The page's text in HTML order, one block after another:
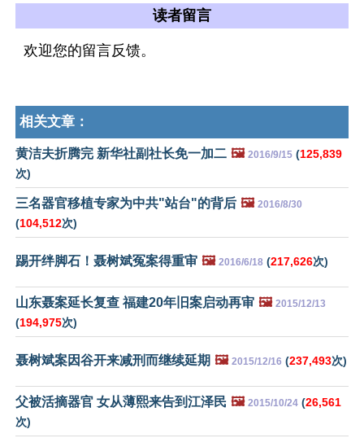
读者留言
欢迎您的留言反馈。
相关文章：
黄洁夫折腾完 新华社副社长免一加二 🖼️ 2016/9/15 (125,839
次)
三名器官移植专家为中共"站台"的背后 🖼️ 2016/8/30
(104,512次)
踢开绊脚石！聂树斌冤案得重审 🖼️ 2016/6/18 (217,626次)
山东聂案延长复查 福建20年旧案启动再审 🖼️ 2015/12/13
(194,975次)
聂树斌案因谷开来减刑而继续延期 🖼️ 2015/12/16 (237,493次)
父被活摘器官 女从薄熙来告到江泽民 🖼️ 2015/10/24 (26,561
次)